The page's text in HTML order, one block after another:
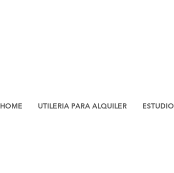
HOME UTILERIA PARA ALQUILER ESTUDIO